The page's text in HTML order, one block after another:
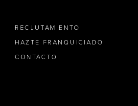
RECLUTAMIENTO
HAZTE FRANQUICIADO
CONTACTO